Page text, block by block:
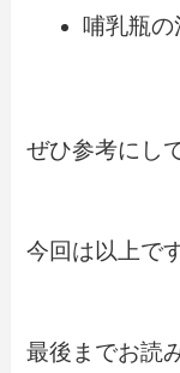
哺乳瓶
ぜひ参考にし
今回は以上で
最後までお読